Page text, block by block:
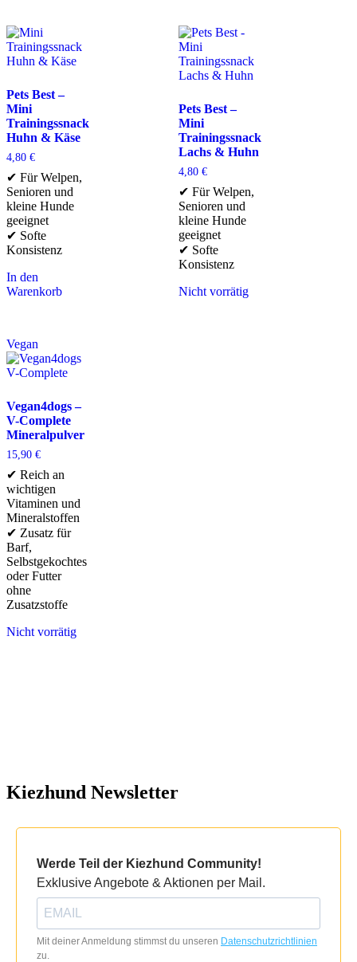
Pets Best –
Mini
Trainingssnack
Huhn & Käse
4,80 €
✔ Für Welpen,
Senioren und
kleine Hunde
geeignet
✔ Softe
Konsistenz
In den
Warenkorb
Pets Best –
Mini
Trainingssnack
Lachs & Huhn
4,80 €
✔ Für Welpen,
Senioren und
kleine Hunde
geeignet
✔ Softe
Konsistenz
Nicht vorrätig
Vegan
Vegan4dogs –
V-Complete
Mineralpulver
15,90 €
✔ Reich an
wichtigen
Vitaminen und
Mineralstoffen
✔ Zusatz für
Barf,
Selbstgekochtes
oder Futter
ohne
Zusatzstoffe
Nicht vorrätig
Kiezhund Newsletter
Werde Teil der Kiezhund Community!
Exklusive Angebote & Aktionen per Mail.
Mit deiner Anmeldung stimmst du unseren Datenschutzrichtlinien
zu.